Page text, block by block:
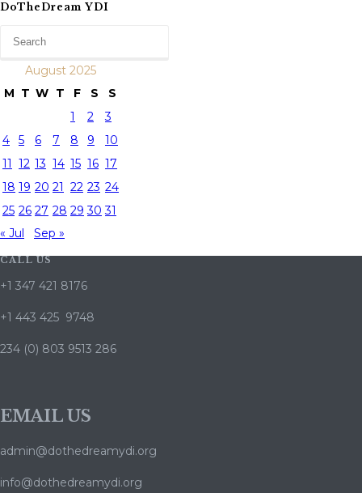
DoTheDream YDI
August 2025
M T W T F S
S
1
2
3
4
5 6 7 8 9
10
11 12 13 14 15 16 17
18 19 20 21 22 23 24
25 26 27 28 29 30 31
« Jul
Sep »
CALL US
+1 347 421 8176
+1 443 425 9748
234 (0) 803 9513 286
EMAIL US
admin@dothedreamydi.org
info@dothedreamydi.org